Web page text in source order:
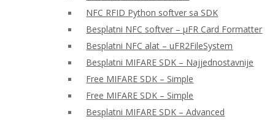
NFC RFID Python softver sa SDK
Besplatni NFC softver – μFR Card Formatter
Besplatni NFC alat – uFR2FileSystem
Besplatni MIFARE SDK – Najjednostavnije
Free MIFARE SDK – Simple
Free MIFARE SDK – Simple
Besplatni MIFARE SDK – Advanced